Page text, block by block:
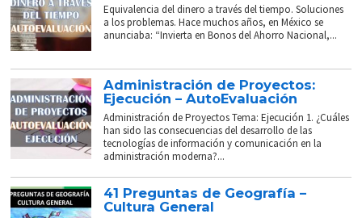
Equivalencia del dinero a través del tiempo. Soluciones
a los problemas. Hace muchos años, en México se
anunciaba: “Invierta en Bonos del Ahorro Nacional,...
Administración de Proyectos:
Ejecución – AutoEvaluación
Administración de Proyectos Tema: Ejecución 1. ¿Cuáles
han sido las consecuencias del desarrollo de las
tecnologías de información y comunicación en la
administración moderna?...
41 Preguntas de Geografía –
Cultura General